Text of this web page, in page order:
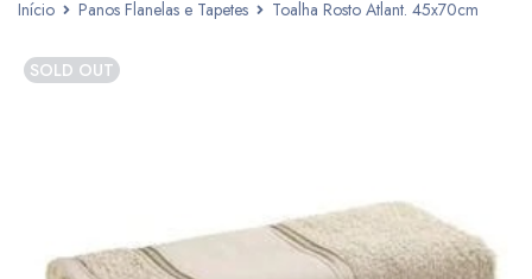
Início Panos Flanelas e Tapetes Toalha Rosto Atlant. 45x70cm
SOLD OUT